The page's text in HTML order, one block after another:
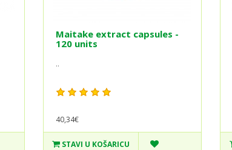
Maitake extract capsules -
120 units
..
40,34€
STAVI U KOŠARICU